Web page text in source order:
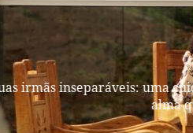
uma cuida do
alma que não